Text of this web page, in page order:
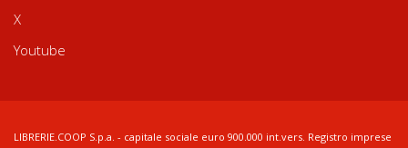
X
Youtube
LIBRERIE.COOP S.p.a. - capitale sociale euro 900.000 int.vers. Registro imprese